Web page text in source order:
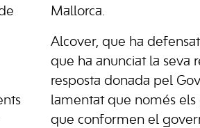
Mallorca.
Alcover, que ha
que ha anunciat la seva
resposta donada pel
lamentat que només els
que conformen el